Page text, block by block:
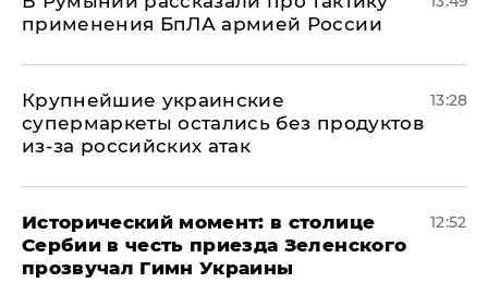
применения БпЛА армией России
Крупнейшие украинские
супермаркеты остались без продуктов
из-за российских атак
13:28
Исторический момент: в столице
Сербии в честь приезда Зеленского
прозвучал Гимн Украины
12:52